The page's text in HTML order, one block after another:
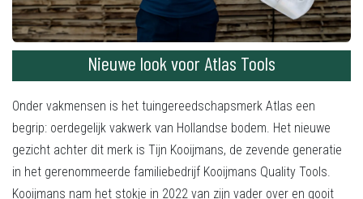
Nieuwe look voor Atlas Tools
Onder vakmensen is het tuingereedschapsmerk Atlas een
begrip: oerdegelijk vakwerk van Hollandse bodem. Het nieuwe
gezicht achter dit merk is Tijn Kooijmans, de zevende generatie
in het gerenommeerde familiebedrijf Kooijmans Quality Tools.
Kooijmans nam het stokje in 2022 van zijn vader over en gooit